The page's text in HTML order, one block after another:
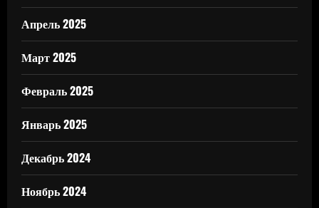
Апрель 2025
Март 2025
Февраль 2025
Январь 2025
Декабрь 2024
Ноябрь 2024